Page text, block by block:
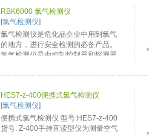
于微处理器控制的离子计具有较高的
解析度和精确度,且测量迅速...
RBK6000 氯气检测仪
[氯气检测仪]
氯气检测仪是危化品企业中用到氯气
的地方，进行安全检测的必备产品。
氯气检测仪是由控制控制器和探测器
器壁挂在值班室等有人值守的地方，
检测到环境中可燃气体的浓度达到或
超过预置报警值时，报警器...
HES7-z-400便携式氯气检测仪
[氯气检测仪]
便携式氯气检测仪 型号:HES7-z-400
货号: Z-400手持直读型仪为测量空气